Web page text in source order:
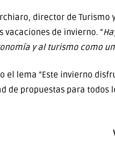
director de
vacaciones de invierno. “
y al turismo como
el lema “Este invierno
de propuestas para todos